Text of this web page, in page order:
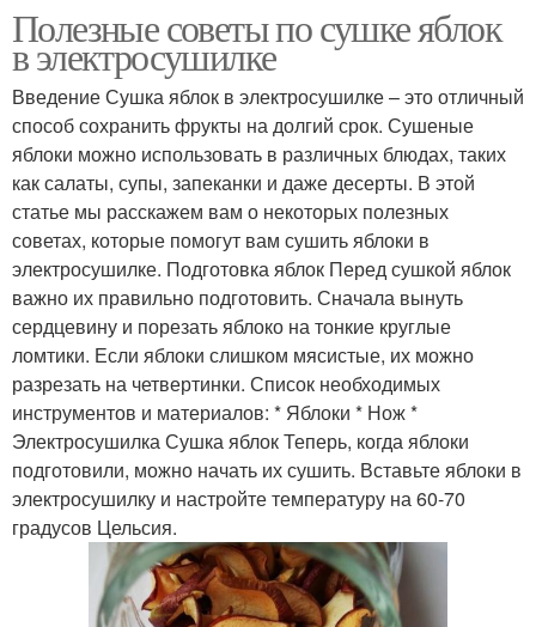
Полезные советы по сушке яблок
в электросушилке
Введение Сушка яблок в электросушилке – это отличный
способ сохранить фрукты на долгий срок. Сушеные
яблоки можно использовать в различных блюдах, таких
как салаты, супы, запеканки и даже десерты. В этой
статье мы расскажем вам о некоторых полезных
советах, которые помогут вам сушить яблоки в
электросушилке. Подготовка яблок Перед сушкой яблок
важно их правильно подготовить. Сначала вынуть
сердцевину и порезать яблоко на тонкие круглые
ломтики. Если яблоки слишком мясистые, их можно
разрезать на четвертинки. Список необходимых
инструментов и материалов: * Яблоки * Нож *
Электросушилка Сушка яблок Теперь, когда яблоки
подготовили, можно начать их сушить. Вставьте яблоки в
электросушилку и настройте температуру на 60-70
градусов Цельсия.